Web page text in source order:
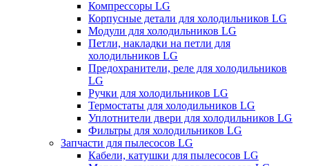
Компрессоры LG
Корпусные детали для холодильников LG
Модули для холодильников LG
Петли, накладки на петли для
холодильников LG
Предохранители, реле для холодильников
LG
Ручки для холодильников LG
Термостаты для холодильников LG
Уплотнители двери для холодильников LG
Фильтры для холодильников LG
Запчасти для пылесосов LG
Кабели, катушки для пылесосов LG